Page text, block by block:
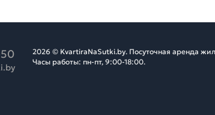
2026 © KvartiraNaSutki.by. Посуточная аренда
Часы работы: пн-пт, 9:00-18:00.